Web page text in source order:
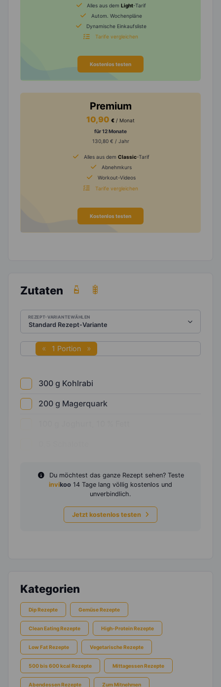
Alles aus dem Light-Tarif
Autom. Wochenpläne
Dynamische Einkaufsliste
Tarife vergleichen
Kostenlos testen
Premium
10,90 € / Monat
für 12 Monate
130,80 € / Jahr
Alles aus dem Classic-Tarif
Abnehmkurs
Workout-Videos
Tarife vergleichen
Kostenlos testen
Zutaten
REZEPT-VARIANTE WÄHLEN
1 Portion
300 g Kohlrabi
200 g Magerquark
Du möchtest das ganze Rezept sehen? Teste
invikoo 14 Tage lang völlig kostenlos und
unverbindlich.
Jetzt kostenlos testen
Kategorien
Dip Rezepte Gemüse Rezepte
Clean Eating Rezepte High-Protein Rezepte
Low Fat Rezepte Vegetarische Rezepte
500 bis 600 kcal Rezepte Mittagessen Rezepte
Abendessen Rezepte Zum Mitnehmen